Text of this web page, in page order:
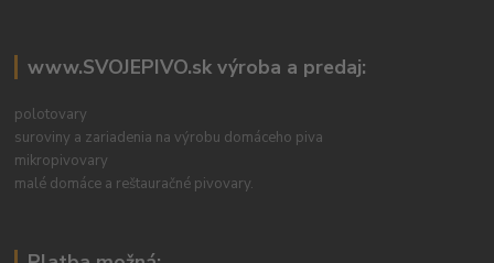
www.SVOJEPIVO.sk výroba a predaj:
polotovary
suroviny a zariadenia na výrobu domáceho piva
mikropivovary
malé domáce a reštauračné pivovary.